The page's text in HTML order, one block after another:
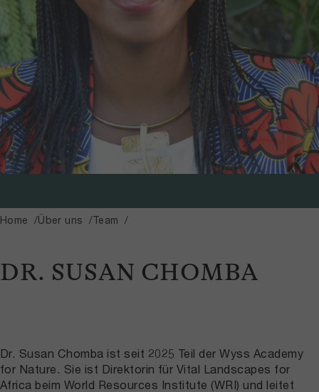
Home Über uns Team
DR. SUSAN CHOMBA
Dr. Susan Chomba ist seit 2025 Teil der Wyss Academy
for Nature. Sie ist Direktorin für Vital Landscapes for
Africa beim World Resources Institute (WRI) und leitet